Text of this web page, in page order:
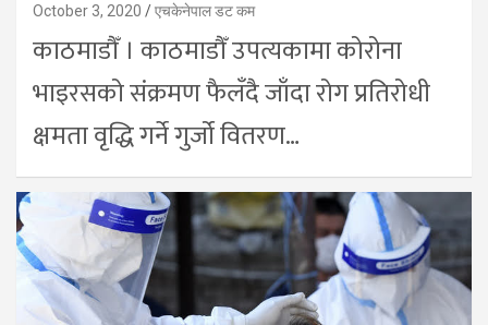
October 3, 2020 एचकेनेपाल डट कम
काठमाडौँ । काठमाडौँ उपत्यकामा कोरोना
भाइरसको संक्रमण फैलँदै जाँदा रोग प्रतिरोधी
क्षमता वृद्धि गर्ने गुर्जो वितरण…